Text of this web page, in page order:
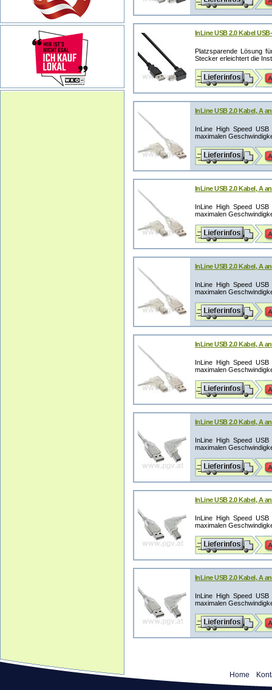
InLine USB 2.0 Kabel
Platzsparende Lösung
Stecker erleichtert die
InLine USB 2.0 Kabel, A
InLine High Speed
maximalen
InLine USB 2.0 Kabel, A
InLine High Speed
maximalen
InLine USB 2.0 Kabel, A
InLine High Speed
maximalen
InLine USB 2.0 Kabel, A
InLine High Speed
maximalen
InLine USB 2.0 Kabel, A
InLine High Speed
maximalen
InLine USB 2.0 Kabel, A
InLine High Speed
maximalen
InLine USB 2.0 Kabel, A
InLine High Speed
maximalen
Home